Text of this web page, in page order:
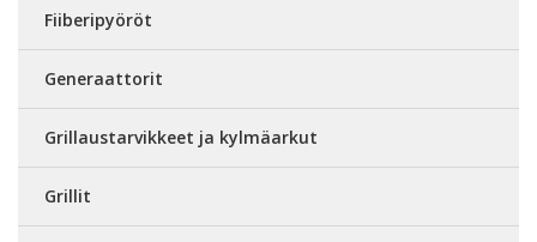
Fiiberipyöröt
Generaattorit
Grillaustarvikkeet ja kylmäarkut
Grillit